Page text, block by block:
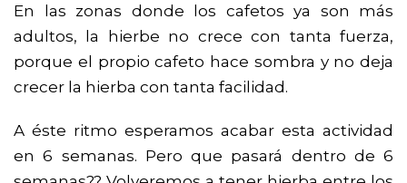
En las zonas donde los cafetos ya son más
adultos, la hierbe no crece con tanta fuerza,
porque el propio cafeto hace sombra y no deja
crecer la hierba con tanta facilidad.
A éste ritmo esperamos acabar esta actividad
en 6 semanas. Pero que pasará dentro de 6